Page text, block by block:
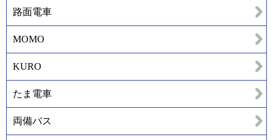
路面電車
MOMO
KURO
たま電車
両備バス